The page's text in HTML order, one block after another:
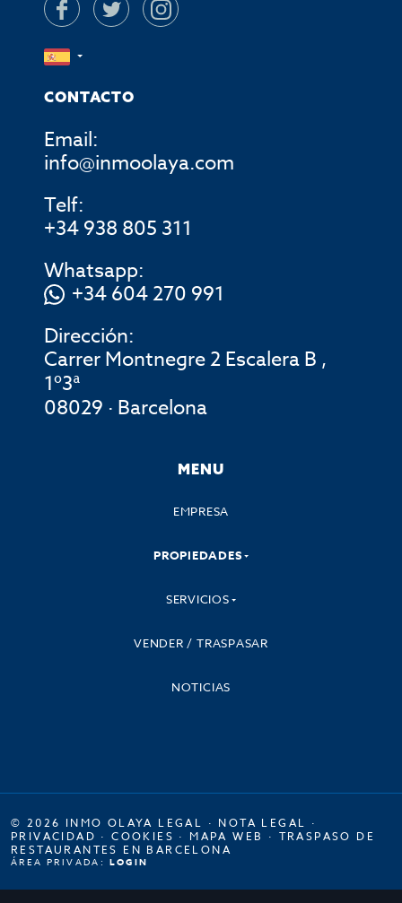
CONTACTO
Email:
info@inmoolaya.com
Telf:
+34 938 805 311
Whatsapp:
+34 604 270 991
Dirección:
Carrer Montnegre 2 Escalera B ,
1º3ª
08029 · Barcelona
MENU
EMPRESA
PROPIEDADES
SERVICIOS
VENDER / TRASPASAR
NOTICIAS
© 2026 INMO OLAYA LEGAL · NOTA LEGAL ·
PRIVACIDAD ·COOKIES · MAPA WEB · TRASPASO DE
RESTAURANTES EN BARCELONA
ÁREA PRIVADA: LOGIN